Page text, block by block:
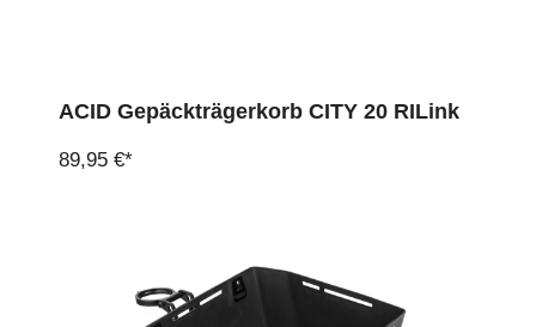
ACID Gepäckträgerkorb CITY 20 RILink
89,95 €*